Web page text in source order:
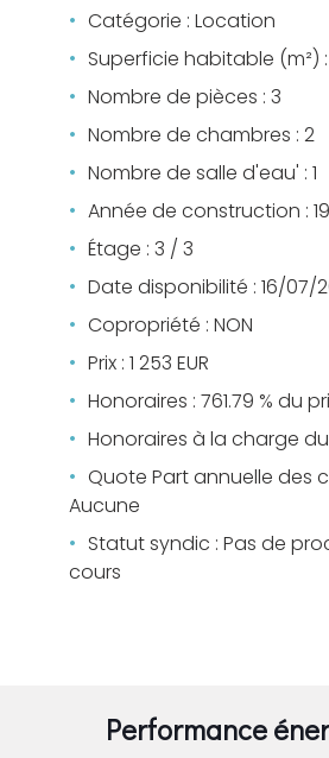
Catégorie : Location
Superficie habitable (m²)
Nombre de pièces : 3
Nombre de chambres : 2
Nombre de salle d'eau' : 1
Année de construction :
Étage : 3 / 3
Date disponibilité : 16/07/
Copropriété : NON
Prix : 1 253 EUR
Honoraires : 761.79 % du
Honoraires à la charge
Quote Part annuelle des
Aucune
Statut syndic : Pas de
cours
Performance